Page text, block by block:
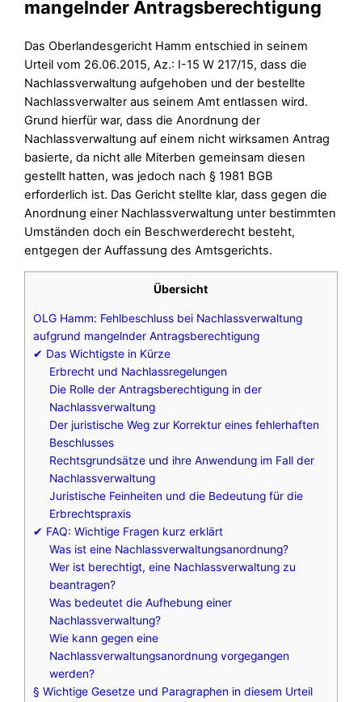
mangelnder Antragsberechtigung
Das Oberlandesgericht Hamm entschied in seinem
Urteil vom 26.06.2015, Az.: I-15 W 217/15, dass die
Nachlassverwaltung aufgehoben und der bestellte
Nachlassverwalter aus seinem Amt entlassen wird.
Grund hierfür war, dass die Anordnung der
Nachlassverwaltung auf einem nicht wirksamen Antrag
basierte, da nicht alle Miterben gemeinsam diesen
gestellt hatten, was jedoch nach § 1981 BGB
erforderlich ist. Das Gericht stellte klar, dass gegen die
Anordnung einer Nachlassverwaltung unter bestimmten
Umständen doch ein Beschwerderecht besteht,
entgegen der Auffassung des Amtsgerichts.
Übersicht
OLG Hamm: Fehlbeschluss bei Nachlassverwaltung
aufgrund mangelnder Antragsberechtigung
✔ Das Wichtigste in Kürze
Erbrecht und Nachlassregelungen
Die Rolle der Antragsberechtigung in der
Nachlassverwaltung
Der juristische Weg zur Korrektur eines fehlerhaften
Beschlusses
Rechtsgrundsätze und ihre Anwendung im Fall der
Nachlassverwaltung
Juristische Feinheiten und die Bedeutung für die
Erbrechtspraxis
✔ FAQ: Wichtige Fragen kurz erklärt
Was ist eine Nachlassverwaltungsanordnung?
Wer ist berechtigt, eine Nachlassverwaltung zu
beantragen?
Was bedeutet die Aufhebung einer
Nachlassverwaltung?
Wie kann gegen eine
Nachlassverwaltungsanordnung vorgegangen
werden?
§ Wichtige Gesetze und Paragraphen in diesem Urteil